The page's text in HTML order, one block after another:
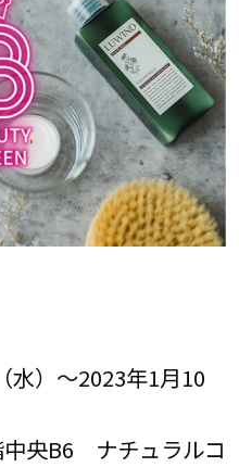
水）～2023年1月10
中央B6 ナチュラルコ